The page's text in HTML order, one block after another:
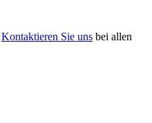
Kontaktieren Sie uns bei allen